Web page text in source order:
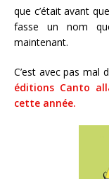
que c’était avant
fasse un nom
maintenant.
C’est avec pas mal
éditions Canto
cette année.